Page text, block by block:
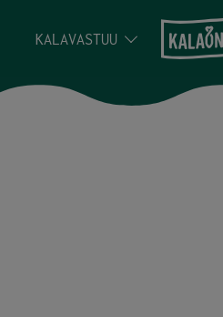
KALAVASTUU